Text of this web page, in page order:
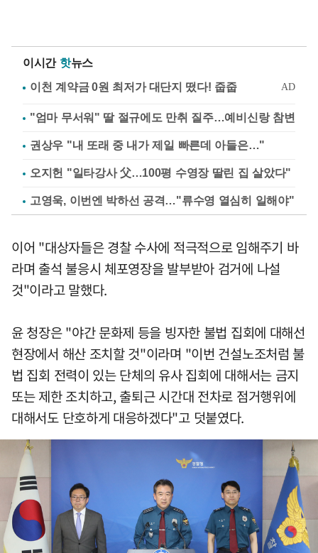
이시간 핫뉴스
"엄마 무서워" 딸 절규에도 만취 질주…예비신랑 참변
권상우 "내 또래 중 내가 제일 빠른데 아들은…"
오지헌 "일타강사 父…100평 수영장 딸린 집 살았다"
고영욱, 이번엔 박하선 공격…"류수영 열심히 일해야"
이어 "대상자들은 경찰 수사에 적극적으로 임해주기 바
라며 출석 불응시 체포영장을 발부받아 검거에 나설
것"이라고 말했다.
윤 청장은 "야간 문화제 등을 빙자한 불법 집회에 대해선
현장에서 해산 조치할 것"이라며 "이번 건설노조처럼 불
법 집회 전력이 있는 단체의 유사 집회에 대해서는 금지
또는 제한 조치하고, 출퇴근 시간대 전차로 점거행위에
대해서도 단호하게 대응하겠다"고 덧붙였다.